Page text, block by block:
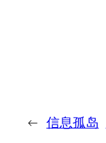
← 信息孤岛